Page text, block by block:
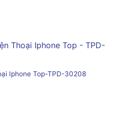
Iphone Top-TPD-30208